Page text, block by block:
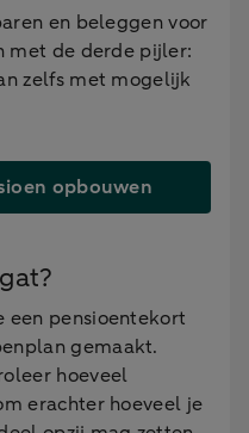
en beleggen voor
met de derde pijler:
zelfs met mogelijk
opbouwen
een pensioentekort
gemaakt.
hoeveel
erachter hoeveel je